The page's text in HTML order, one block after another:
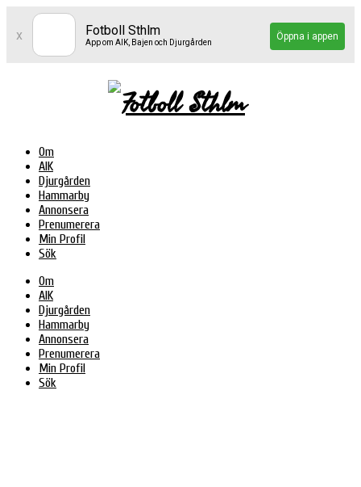
x Fotboll Sthlm
App om AIK, Bajen och Djurgården
Öppna i appen
Om
AIK
Djurgården
Hammarby
Annonsera
Prenumerera
Min Profil
Sök
Om
AIK
Djurgården
Hammarby
Annonsera
Prenumerera
Min Profil
Sök